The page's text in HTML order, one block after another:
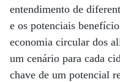
entendimento de
e os potenciais
economia circular dos
um cenário para cada
chave de um potencial